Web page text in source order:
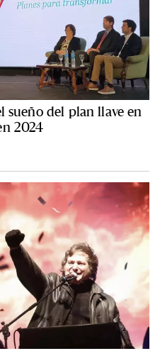
sueño del plan llave en
2024